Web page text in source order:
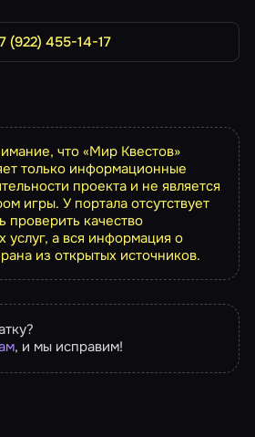
(922) 455-14-17
что «Мир Квестов»
только информационные
проекта и не является
игры. У портала отсутствует
проверить качество
услуг, а вся информация о
из открытых источников.
, и мы исправим!